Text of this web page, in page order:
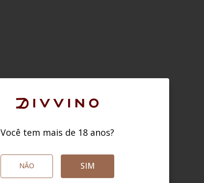
Você tem mais de 18 anos?
NÃO SIM